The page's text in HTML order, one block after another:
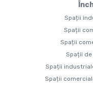
Spații
Spații
Spații
Spații
Spații
Spații